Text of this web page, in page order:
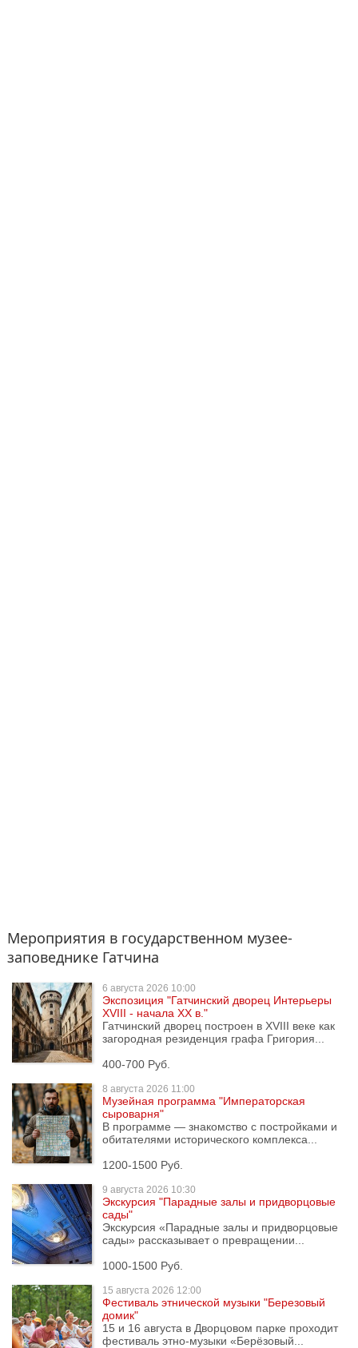
Мероприятия в государственном музее-
заповеднике Гатчина
6 августа 2026 10:00
Экспозиция "Гатчинский дворец Интерьеры
ХVIII - начала ХХ в."
Гатчинский дворец построен в XVIII веке как
загородная резиденция графа Григория...
400-700 Руб.
8 августа 2026 11:00
Музейная программа "Императорская
сыроварня"
В программе — знакомство с постройками и
обитателями исторического комплекса...
1200-1500 Руб.
9 августа 2026 10:30
Экскурсия "Парадные залы и придворцовые
сады"
Экскурсия «Парадные залы и придворцовые
сады» рассказывает о превращении...
1000-1500 Руб.
15 августа 2026 12:00
Фестиваль этнической музыки "Березовый
домик"
15 и 16 августа в Дворцовом парке проходит
фестиваль этно-музыки «Берёзовый...